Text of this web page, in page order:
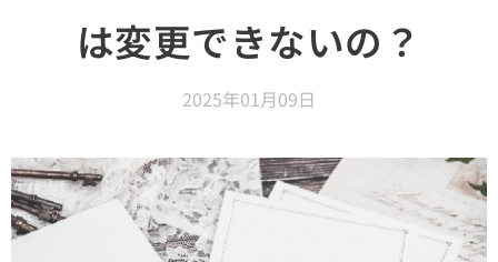
は変更できないの？
2025年01月09日